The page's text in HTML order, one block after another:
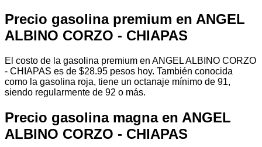
Precio gasolina premium en ANGEL
ALBINO CORZO - CHIAPAS
El costo de la gasolina premium en ANGEL ALBINO CORZO
- CHIAPAS es de $28.95 pesos hoy. También conocida
como la gasolina roja, tiene un octanaje mínimo de 91,
siendo regularmente de 92 o más.
Precio gasolina magna en ANGEL
ALBINO CORZO - CHIAPAS